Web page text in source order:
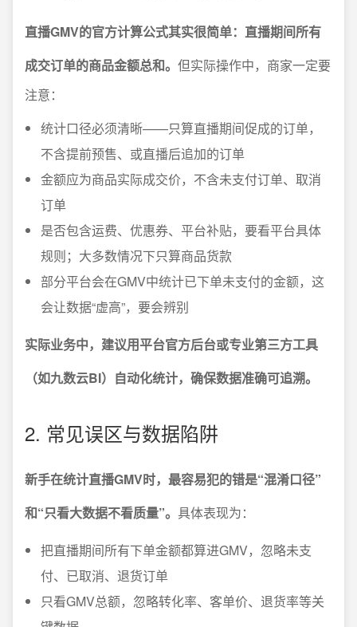
直播GMV的官方计算公式其实很简单：直播期间所有
成交订单的商品金额总和。 但实际操作中，商家一定要
注意：
统计口径必须清晰——只算直播期间促成的订单，
不含提前预售、或直播后追加的订单
金额应为商品实际成交价，不含未支付订单、取消
订单
是否包含运费、优惠券、平台补贴，要看平台具体
规则；大多数情况下只算商品货款
部分平台会在GMV中统计已下单未支付的金额，这
会让数据“虚高”，要会辨别
实际业务中，建议用平台官方后台或专业第三方工具
（如九数云BI）自动化统计，确保数据准确可追溯。
2. 常见误区与数据陷阱
新手在统计直播GMV时，最容易犯的错是“混淆口径”
和“只看大数据不看质量”。 具体表现为：
把直播期间所有下单金额都算进GMV，忽略未支
付、已取消、退货订单
只看GMV总额，忽略转化率、客单价、退货率等关